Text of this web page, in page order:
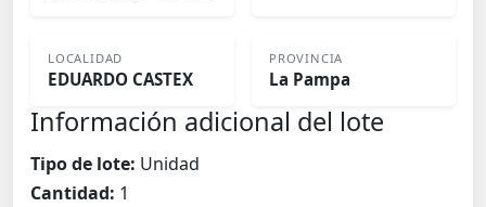
LOCALIDAD
EDUARDO CASTEX
PROVINCIA
La Pampa
Información adicional del lote
Tipo de lote: Unidad
Cantidad: 1